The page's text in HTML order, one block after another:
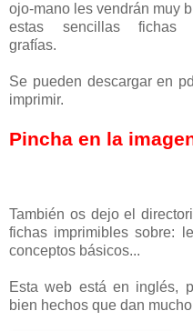
ojo-mano les vendrán muy
estas sencillas fichas
grafías.
Se pueden descargar en
imprimir.
Pincha en la
También os dejo el
fichas imprimibles sobre:
conceptos básicos...
Esta web está en inglés,
bien hechos que dan